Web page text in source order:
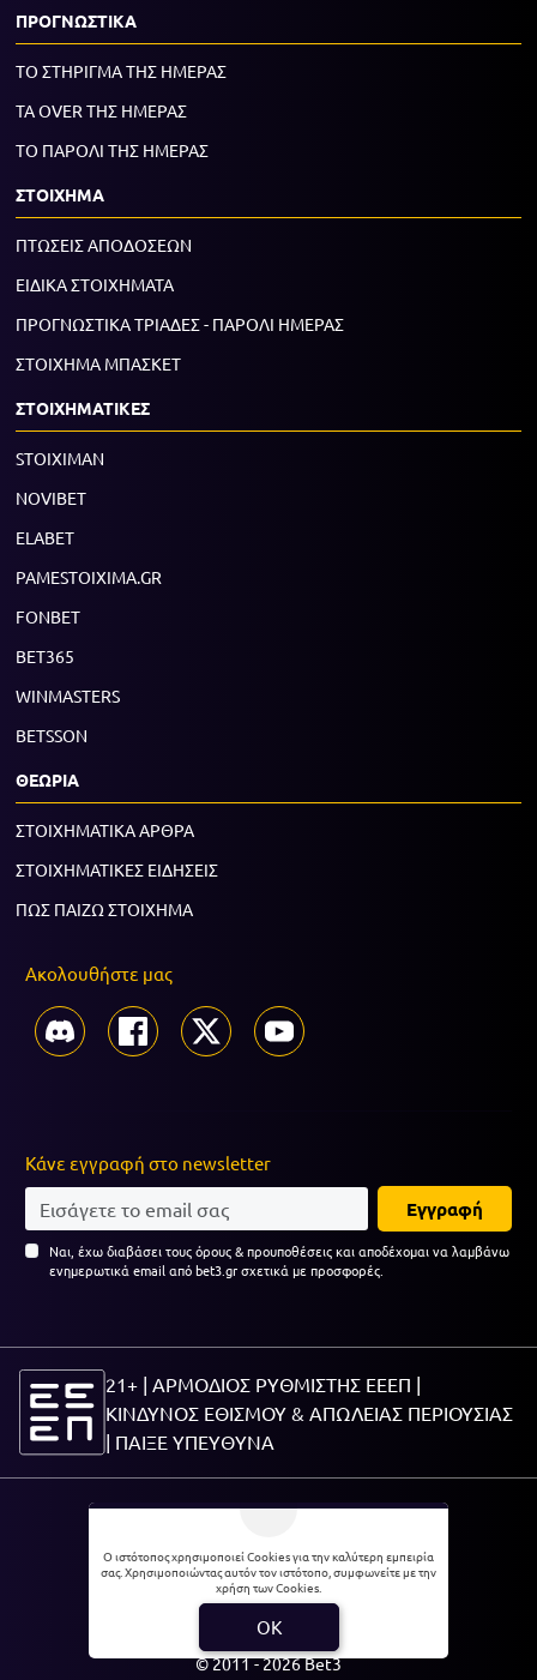
Ο ιστότοπος χρησιμοποιεί Cookies για την καλύτερη εμπειρία
σας. Χρησιμοποιώντας αυτόν τον ιστότοπο, συμφωνείτε με την
χρήση των Cookies.
OK
ΠΡΟΓΝΩΣΤΙΚΑ
ΤΟ ΣΤΗΡΙΓΜΑ ΤΗΣ ΗΜΕΡΑΣ
ΤΑ OVER ΤΗΣ ΗΜΕΡΑΣ
ΤΟ ΠΑΡΟΛΙ ΤΗΣ ΗΜΕΡΑΣ
ΣΤΟΙΧΗΜΑ
ΠΤΩΣΕΙΣ ΑΠΟΔΟΣΕΩΝ
ΕΙΔΙΚΑ ΣΤΟΙΧΗΜΑΤΑ
ΠΡΟΓΝΩΣΤΙΚΑ ΤΡΙΑΔΕΣ - ΠΑΡΟΛΙ ΗΜΕΡΑΣ
ΣΤΟΙΧΗΜΑ ΜΠΑΣΚΕΤ
ΣΤΟΙΧΗΜΑΤΙΚΕΣ
STOIXIMAN
NOVIBET
ELABET
PAMESTOIXIMA.GR
FONBET
BET365
WINMASTERS
BETSSON
ΘΕΩΡΙΑ
ΣΤΟΙΧΗΜΑΤΙΚΑ ΑΡΘΡΑ
ΣΤΟΙΧΗΜΑΤΙΚΕΣ ΕΙΔΗΣΕΙΣ
ΠΩΣ ΠΑΙΖΩ ΣΤΟΙΧΗΜΑ
Ακολουθήστε μας
Κάνε εγγραφή στο newsletter
Εγγραφή
Ναι, έχω διαβάσει τους όρους & προυποθέσεις και αποδέχομαι να λαμβάνω
ενημερωτικά email από bet3.gr σχετικά με προσφορές.
21+ | ΑΡΜΟΔΙΟΣ ΡΥΘΜΙΣΤΗΣ ΕΕΕΠ |
ΚΙΝΔΥΝΟΣ ΕΘΙΣΜΟΥ & ΑΠΩΛΕΙΑΣ ΠΕΡΙΟΥΣΙΑΣ
| ΠΑΙΞΕ ΥΠΕΥΘΥΝΑ
21+
Πολιτική Απορρήτου |
© 2011 - 2026 Bet3